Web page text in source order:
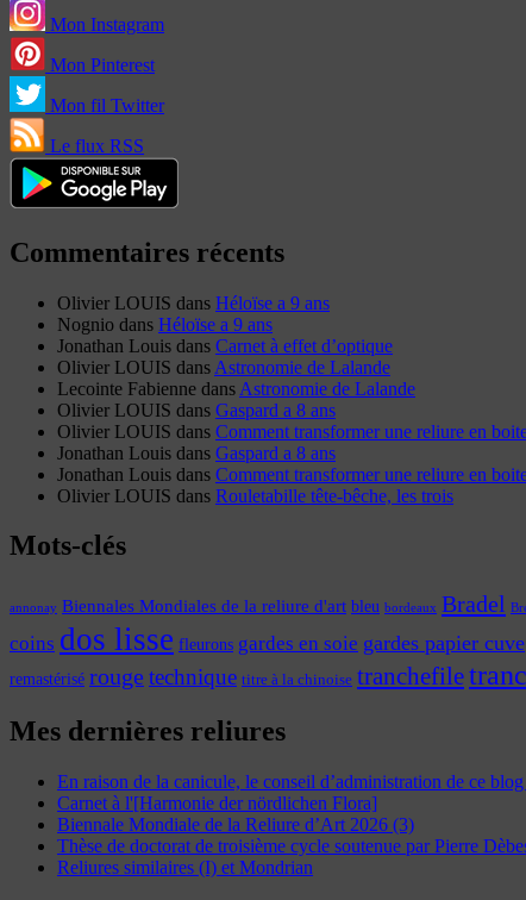
Mon Instagram
Mon Pinterest
Mon fil Twitter
Le flux RSS
Commentaires récents
Olivier LOUIS dans Héloïse a 9 ans
Nognio dans Héloïse a 9 ans
Jonathan Louis dans Carnet à effet d’optique
Olivier LOUIS dans Astronomie de Lalande
Lecointe Fabienne dans Astronomie de Lalande
Olivier LOUIS dans Gaspard a 8 ans
Olivier LOUIS dans Comment transformer une reliure en
Jonathan Louis dans Gaspard a 8 ans
Jonathan Louis dans Comment transformer une reliure en
Olivier LOUIS dans Rouletabille tête-bêche, les trois
Mots-clés
annonay Biennales Mondiales de la reliure d'art bleu bordeaux Bradel
coins dos lisse fleurons gardes en soie gardes papier cuve
remastérisé rougetechnique titre à la chinoise tranchefile
Mes dernières reliures
En raison de la canicule, le conseil d’administration de ce
Carnet à l'[Harmonie der nördlichen Flora]
Biennale Mondiale de la Reliure d’Art 2026 (3)
Thèse de doctorat de troisième cycle soutenue par Pierre
Reliures similaires (I) et Mondrian